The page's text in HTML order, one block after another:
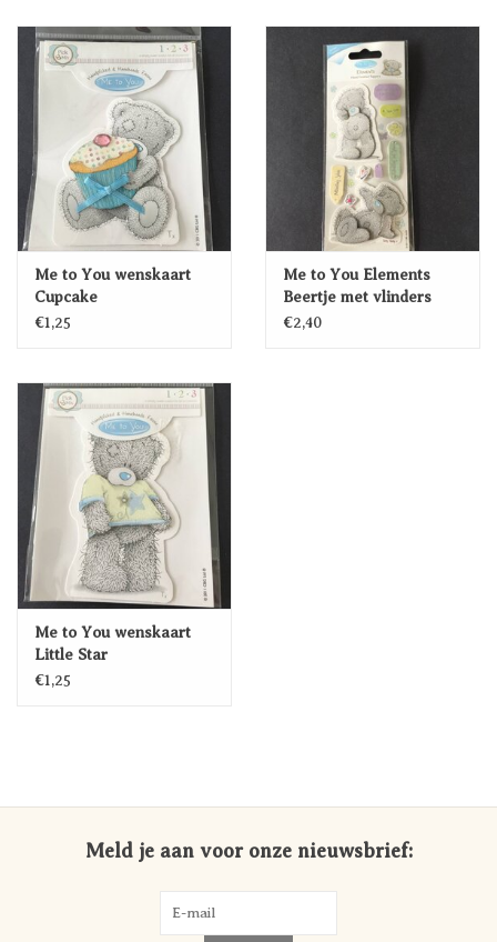
Me to You wenskaart
Cupcake
€1,25
Me to You Elements
Beertje met vlinders
€2,40
Me to You wenskaart
Little Star
€1,25
Meld je aan voor onze nieuwsbrief: